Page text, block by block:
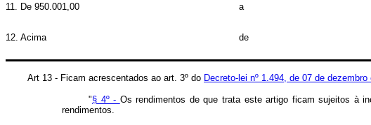
11. De 950.001,00 a
12. Acima de
Art 13 - Ficam acrescentados ao art. 3º do Decreto-lei nº 1.494, de 07 de dezembro
"§ 4º - Os rendimentos de que trata este artigo ficam sujeitos à
rendimentos.